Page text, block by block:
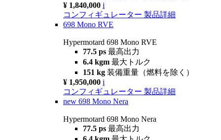
¥ 1,840,000 i
コンフィギュレーター 製品詳細
698 Mono RVE
Hypermotard 698 Mono RVE
77.5 ps 最高出力
6.4 kgm 最大トルク
151 kg 装備重量（燃料を除く）
¥ 1,950,000 i
コンフィギュレーター 製品詳細
new 698 Mono Nera
Hypermotard 698 Mono Nera
77.5 ps 最高出力